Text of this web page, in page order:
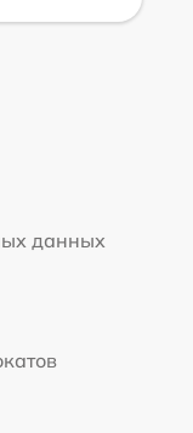
данных